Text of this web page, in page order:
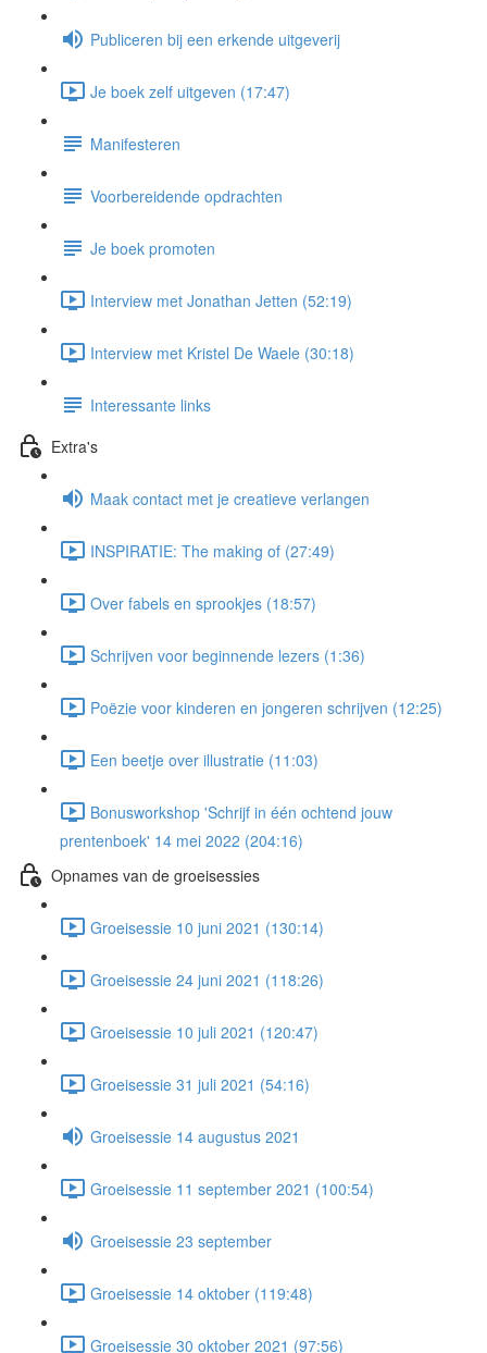
Publiceren bij een erkende uitgeverij
Je boek zelf uitgeven (17:47)
Manifesteren
Voorbereidende opdrachten
Je boek promoten
Interview met Jonathan Jetten (52:19)
Interview met Kristel De Waele (30:18)
Interessante links
Extra's
Maak contact met je creatieve verlangen
INSPIRATIE: The making of (27:49)
Over fabels en sprookjes (18:57)
Schrijven voor beginnende lezers (1:36)
Poëzie voor kinderen en jongeren schrijven (12:25)
Een beetje over illustratie (11:03)
Bonusworkshop 'Schrijf in één ochtend jouw
prentenboek' 14 mei 2022 (204:16)
Opnames van de groeisessies
Groeisessie 10 juni 2021 (130:14)
Groeisessie 24 juni 2021 (118:26)
Groeisessie 10 juli 2021 (120:47)
Groeisessie 31 juli 2021 (54:16)
Groeisessie 14 augustus 2021
Groeisessie 11 september 2021 (100:54)
Groeisessie 23 september
Groeisessie 14 oktober (119:48)
Groeisessie 30 oktober 2021 (97:56)